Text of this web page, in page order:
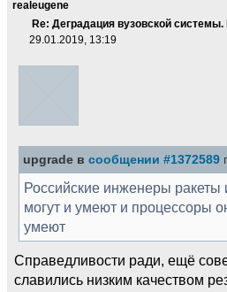
realeugene
Re: Деградация вузовской системы.
29.01.2019, 13:19
upgrade в сообщении #1372589
Российские инженеры ракеты
могут и умеют и процессоры
умеют
Справедливости ради, ещё
славились низким качеством